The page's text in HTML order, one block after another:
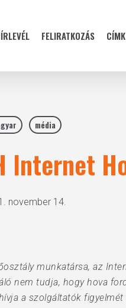
FELIRATKOZÁS
média
Internet
november 14.
munkatársa, az
nem tudja, hogy hova
a szolgáltatók